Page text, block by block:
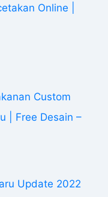
Online |
Custom
| Free Desain –
Update 2022